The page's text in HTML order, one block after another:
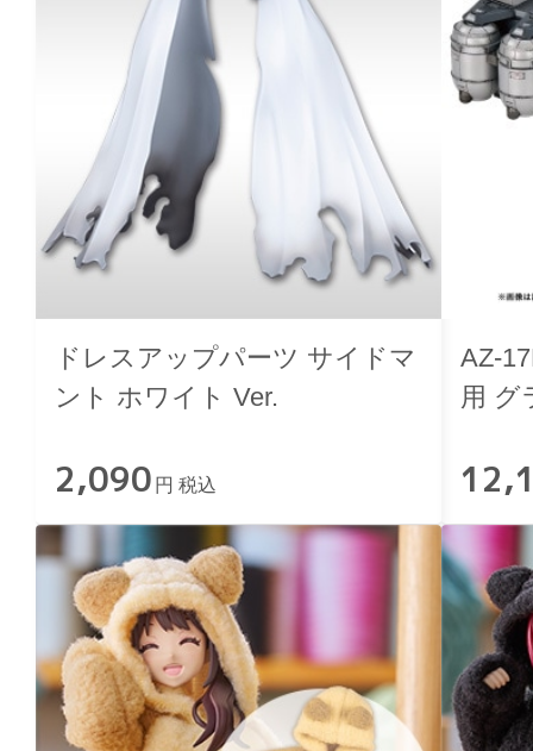
ドレスアップパーツ サイドマ
ント ホワイト Ver.
2,090 円 税込
AZ-
用 グ